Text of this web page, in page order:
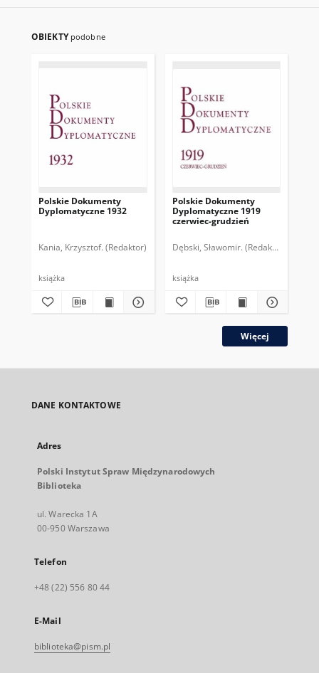
OBIEKTY podobne
Polskie Dokumenty
Dyplomatyczne 1932
Kania, Krzysztof. (Redaktor)
książka
Polskie Dokumenty
Dyplomatyczne 1919
czerwiec-grudzień
Dębski, Sławomir. (Redaktor)
książka
Więcej
DANE KONTAKTOWE
Adres
Polski Instytut Spraw Międzynarodowych
Biblioteka
ul. Warecka 1A
00-950 Warszawa
Telefon
+48 (22) 556 80 44
E-Mail
biblioteka@pism.pl